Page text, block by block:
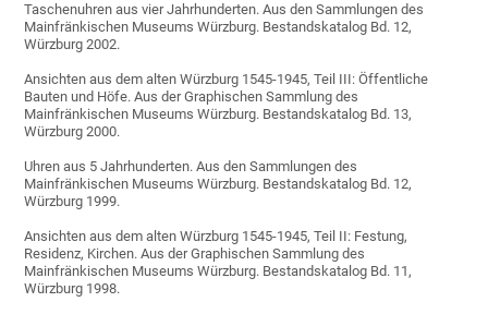
Taschenuhren aus vier Jahrhunderten. Aus den Sammlungen des
Mainfränkischen Museums Würzburg. Bestandskatalog Bd. 12,
Würzburg 2002.
Ansichten aus dem alten Würzburg 1545-1945, Teil III: Öffentliche
Bauten und Höfe. Aus der Graphischen Sammlung des
Mainfränkischen Museums Würzburg. Bestandskatalog Bd. 13,
Würzburg 2000.
Uhren aus 5 Jahrhunderten. Aus den Sammlungen des
Mainfränkischen Museums Würzburg. Bestandskatalog Bd. 12,
Würzburg 1999.
Ansichten aus dem alten Würzburg 1545-1945, Teil II: Festung,
Residenz, Kirchen. Aus der Graphischen Sammlung des
Mainfränkischen Museums Würzburg. Bestandskatalog Bd. 11,
Würzburg 1998.